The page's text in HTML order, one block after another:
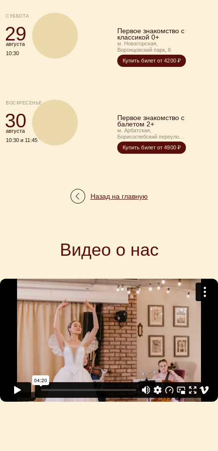
СУББОТА
29
августа
10:30
Первое знакомство с
классикой 0+
м. Новаторская,
Воронцовский парк, 8
Купить билет от 4200 ₽
ВОСКРЕСЕНЬЕ
30
августа
10:30 и 11:45
Первое знакомство с
балетом 2+
м. Арбатская,
Борисоглебский переулок,
6, стр. 1, дом-музей М.
Цветаевой
Купить билет от 4900 ₽
Назад на главную
Видео о нас